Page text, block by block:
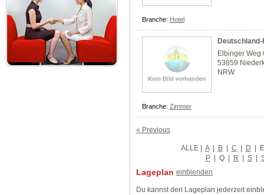
Branche: Hotel
Elbinger Weg
53859
NRW
Branche: Zimmer
« Previous
ALLE| A | B | C | D |
P | Q | R | S |
Lageplan einblenden
Du kannst den Lageplan jederzeit